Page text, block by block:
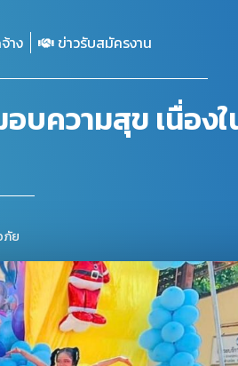
าง ข่าวรับสมัครงาน
บความสุข เนื่อง
ภัย